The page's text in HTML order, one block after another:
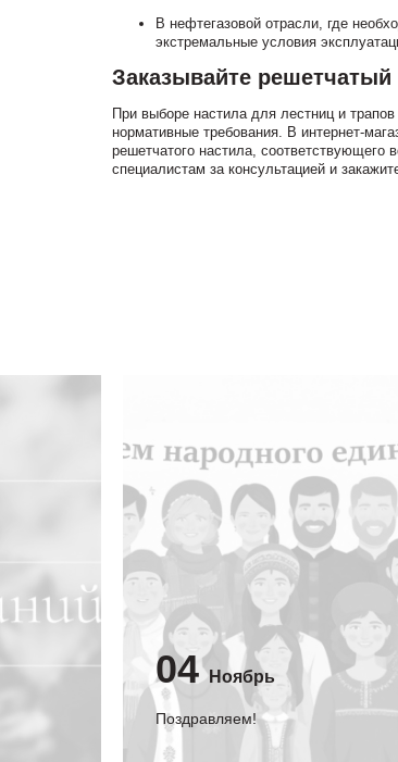
В нефтегазовой отрасли, где
экстремальные условия
Заказывайте
При выборе настила для лестниц и
нормативные требования. В интернет-
решетчатого настила, соответствующего
специалистам за консультацией и
04 Ноябрь
Поздравляем!